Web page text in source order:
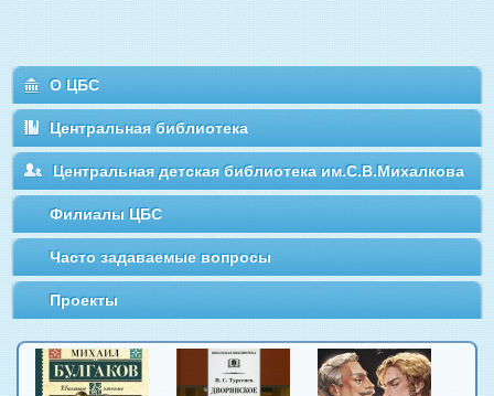
О ЦБС
Центральная библиотека
Центральная детская библиотека им.С.В.Михалкова
Филиалы ЦБС
Часто задаваемые вопросы
Проекты